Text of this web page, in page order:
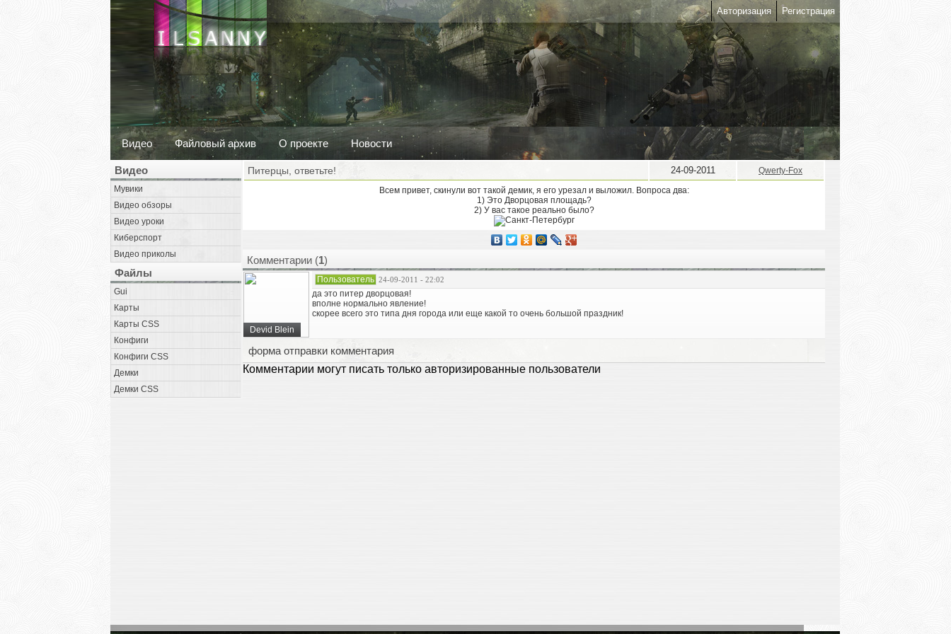
Авторизация Регистрация
Видео Файловый архив О проекте Новости
Видео
Мувики
Видео обзоры
Видео уроки
Киберспорт
Видео приколы
Файлы
Gui
Карты
Карты CSS
Конфиги
Конфиги CSS
Демки
Демки CSS
Питерцы, ответьте! 24-09-2011
Qwerty-Fox
Всем привет, скинули вот такой демик, я его урезал и выложил. Вопроса два:
1) Это Дворцовая площадь?
2) У вас такое реально было?
Комментарии (1)
Devid Blein
Пользователь 24-09-2011 - 22:02
да это питер дворцовая!
вполне нормально явление!
скорее всего это типа дня города или еще какой то очень большой праздник!
форма отправки комментария
Комментарии могут писать только авторизированные пользователи